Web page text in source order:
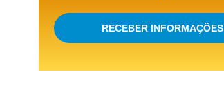
RECEBER INFORMAÇÕES